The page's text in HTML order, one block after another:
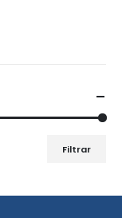
Filtrar